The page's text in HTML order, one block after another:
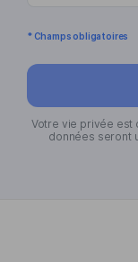
* Champs obligatoires
Votre vie privée est
données seront